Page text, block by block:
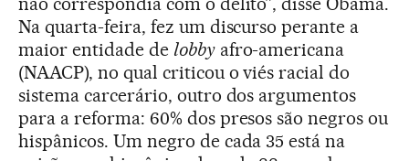
Na quarta-feira, fez um discurso perante a
maior entidade de lobbyafro-americana
(NAACP), no qual criticou o viés racial do
sistema carcerário, outro dos argumentos
para a reforma: 60% dos presos são negros ou
hispânicos. Um negro de cada 35 está na